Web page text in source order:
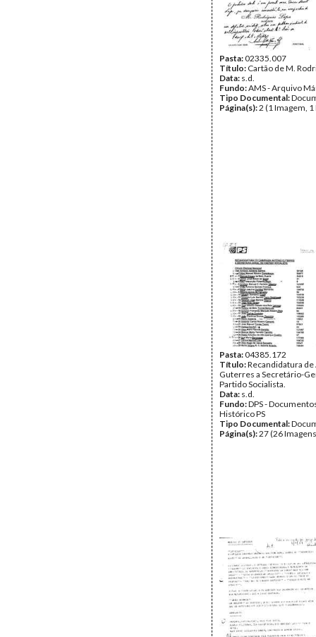
Pasta:02335.007
Título: Cartão de M.
Data: s.d.
Fundo:AMS - Arquivo
Tipo Documental:
Página(s):2 (1 Imagem, 1
Pasta:04385.172
Título:Recandidatura
Guterres a Secretário-
Partido Socialista.
Data: s.d.
Fundo:DPS -
Histórico PS
Tipo Documental:
Página(s):27 (26